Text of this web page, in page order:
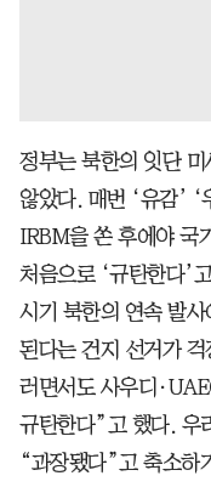
정부는 북한의 잇단
않았다. 매번 ‘유감’ ‘
IRBM을 쏜 후에야 국
처음으로 ‘규탄한다’
시기 북한의 연속 발
된다는 건지 선거가
러면서도 사우디
규탄한다”고 했다. 우
“과장됐다”고 축소하